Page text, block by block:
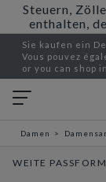
Steuern,
enthalten,
Sie kaufen ein
Vous pouvez
or you can shop in
Damen
WEITE PASSFORM